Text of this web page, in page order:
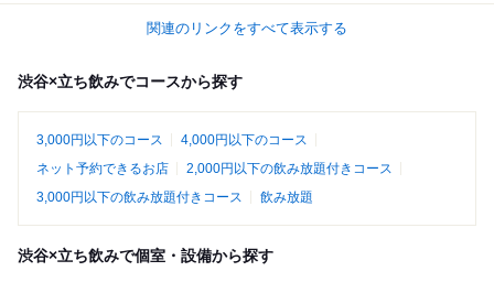
関連のリンクをすべて表示する
渋谷×立ち飲みでコースから探す
3,000円以下のコース
4,000円以下のコース
ネット予約できるお店
2,000円以下の飲み放題付きコース
3,000円以下の飲み放題付きコース
飲み放題
渋谷×立ち飲みで個室・設備から探す